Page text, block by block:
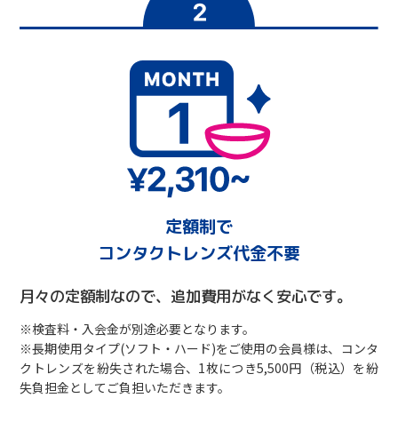
定額制で
コンタクトレンズ代金不要
月々の定額制なので、追加費用がなく安心です。
※検査料・入会金が別途必要となります。
※長期使用タイプ(ソフト・ハード)をご使用の会員様は、コンタ
クトレンズを紛失された場合、1枚につき5,500円（税込）を紛
失負担金としてご負担いただきます。